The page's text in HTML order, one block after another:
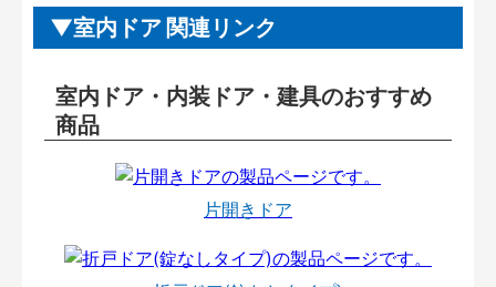
室内ドア 関連リンク
室内ドア・内装ドア・建具のおすすめ
商品
片開きドア